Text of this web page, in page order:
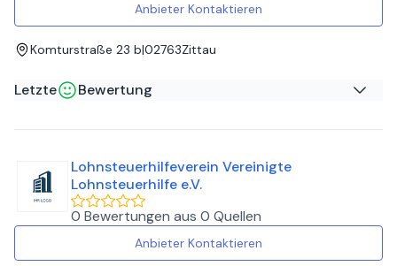
Anbieter Kontaktieren
Komturstraße 23 b|02763Zittau
Letzte Bewertung
Thomas B auf
Eine sehr nette Frau die ihre Arbeit auch schnell erledigt.
Super weiter zu empfehlen !!!
Lohnsteuerhilfeverein Vereinigte
Lohnsteuerhilfe e.V.
0 Bewertungen aus 0 Quellen
Anbieter Kontaktieren